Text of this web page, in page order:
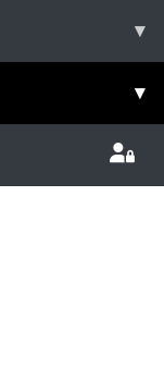
▾
▾